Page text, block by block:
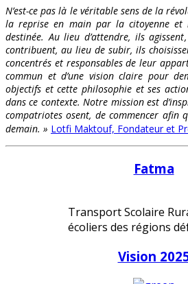
N’est-ce pas là le véritable sens de la
la reprise en main par la citoyenne et
destinée. Au lieu d’attendre, ils
contribuent, au lieu de subir, ils
concentrés et responsables de leur
commun et d’une vision claire pour
objectifs et cette philosophie et ses
dans ce contexte. Notre mission est
compatriotes osent, de commencer afin
demain. » Lotfi Maktouf, Fondateur et
Fatma
Transport Scolaire
écoliers des régions
Vision